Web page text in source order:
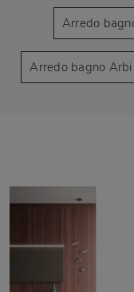
Arredo
Arredo bagno